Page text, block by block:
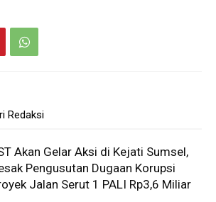
Redaksi
Akan Gelar Aksi di Kejati Sumsel,
Pengusutan Dugaan Korupsi
Jalan Serut 1 PALI Rp3,6 Miliar